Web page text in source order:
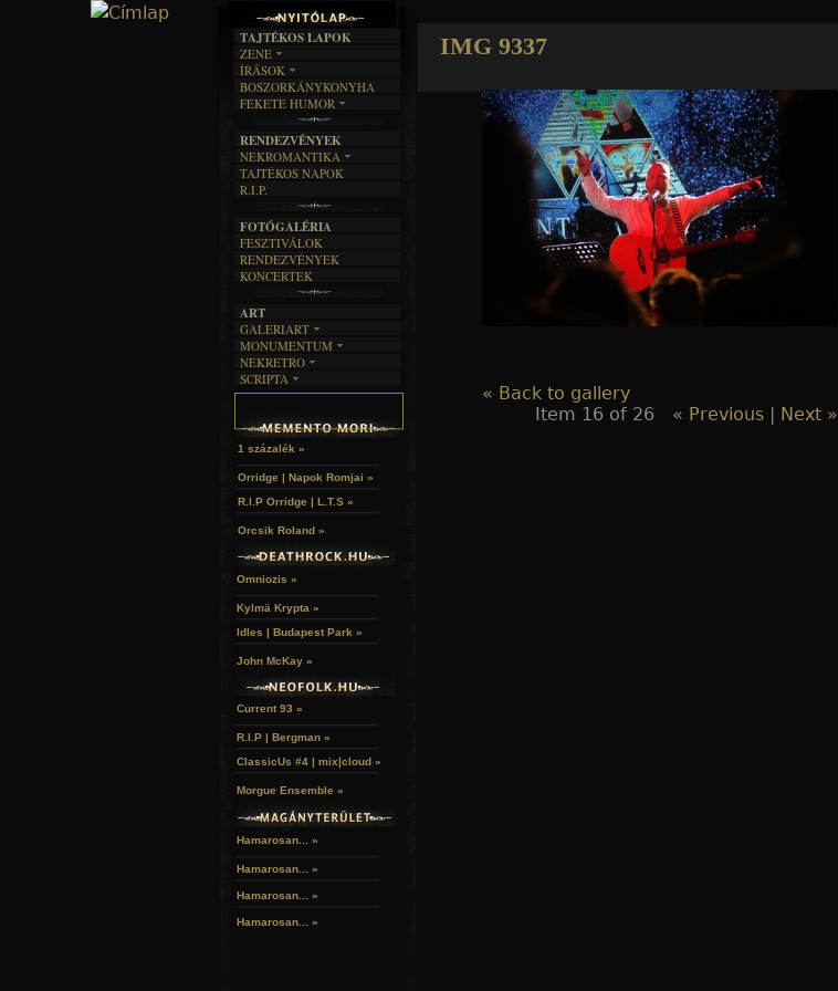
IMG 9337
« Back to gallery
Item 16 of 26
« Previous| Next »
TAJTÉKOS LAPOK
ZENE
EGYÜTTESEK
INTERJÚK
FORDÍTÁSOK
DALSZÖVEGEK
ÍRÁSOK
IRODALOM
FILM
MŰVÉSZET
ÍRÁSTÖRTÉNET
BOSZORKÁNYKONYHA
FEKETE HUMOR
SZÖVEGES
RENDEZVÉNYEK
NEKROMANTIKA
AKTUÁLIS
A MÚLT
TAJTÉKOS NAPOK
R.I.P.
FOTÓGALÉRIA
FESZTIVÁLOK
RENDEZVÉNYEK
KONCERTEK
ART
GALERIART
ARTGALERI
KÉPREGÉNYEK
LAKÁSKULTS
MONUMENTUM
TEMETŐK
TEMPLOMOK
HELYEK
NEKRETRO
SZUBKULT
RELIKVIÁK
SCRIPTA
NOVELLÁK
HALÁLTÁNC
1 százalék »
Orridge | Napok Romjai »
R.I.P Orridge | L.T.S »
Orcsik Roland »
Omniozis »
Kylmä Krypta »
Idles | Budapest Park »
John McKay »
Current 93 »
R.I.P | Bergman »
ClassicUs #4 | mix|cloud »
Morgue Ensemble »
Hamarosan... »
Hamarosan... »
Hamarosan... »
Hamarosan... »